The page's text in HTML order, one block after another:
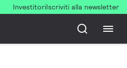
InvestitoriIscriviti alla newsletter